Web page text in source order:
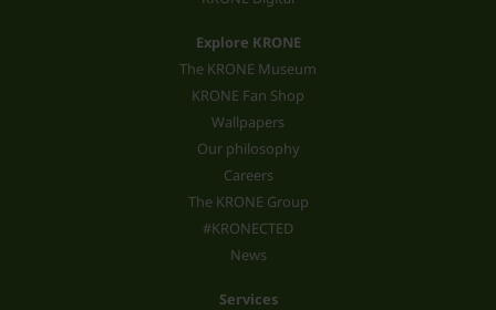
Explore KRONE
The KRONE Museum
KRONE Fan Shop
Wallpapers
Our philosophy
Careers
The KRONE Group
#KRONECTED
News
Services